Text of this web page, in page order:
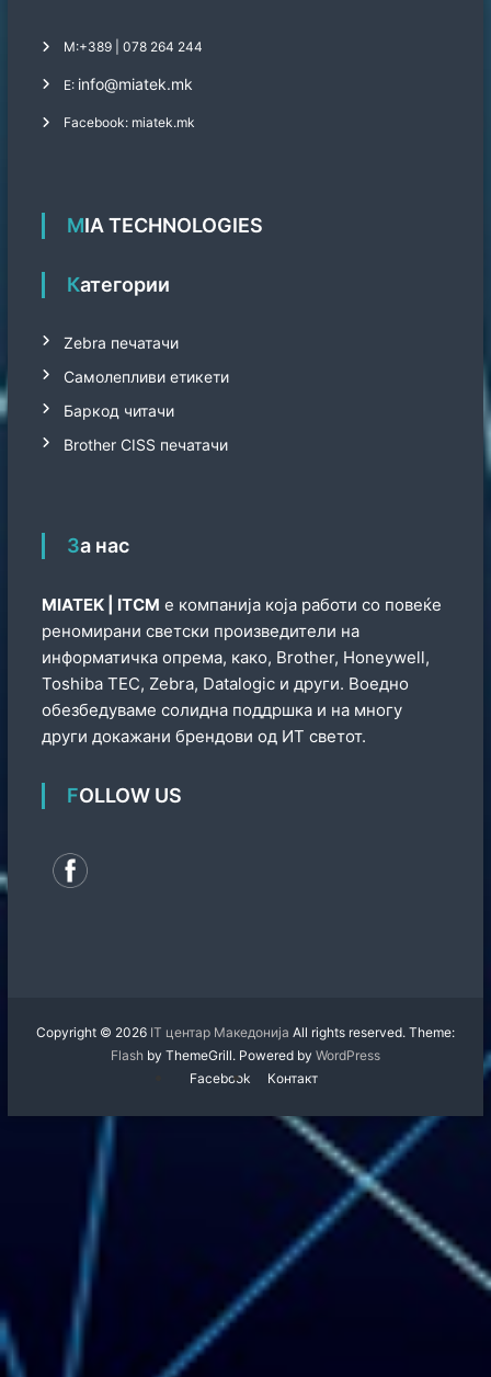
М:+389 | 078 264 244
Е: info@miatek.mk
Facebook: miatek.mk
MIA TECHNOLOGIES
Категории
Zebra печатачи
Самолепливи етикети
Баркод читачи
Brother CISS печатачи
За нас
МIATEK | ITCM е компанија која работи со повеќе
реномирани светски произведители на
информатичка опрема, како, Brother, Honeywell,
Toshiba TEC, Zebra, Datalogic и други. Воедно
обезбедуваме солидна поддршка и на многу
други докажани брендови од ИТ светот.
FOLLOW US
Copyright © 2026 IT центар Македонија All rights reserved. Theme:
Flash by ThemeGrill. Powered by WordPress
Facebook
Контакт